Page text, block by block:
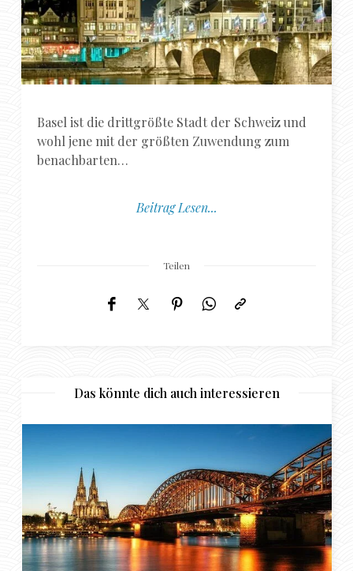
Basel ist die drittgrößte Stadt der Schweiz und
wohl jene mit der größten Zuwendung zum
benachbarten…
Beitrag Lesen...
Teilen
Das könnte dich auch interessieren